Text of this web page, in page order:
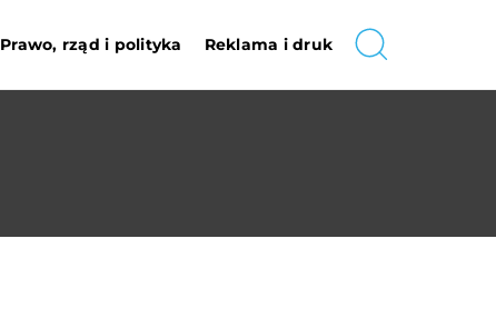
Prawo, rząd i polityka Reklama i druk